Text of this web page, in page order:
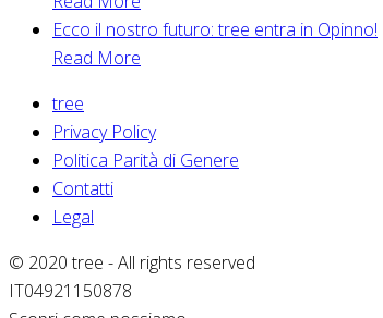
Ecco il nostro futuro: tree entra in Opinno!
Read More
tree
Privacy Policy
Politica Parità di Genere
Contatti
Legal
© 2020 tree - All rights reserved
IT04921150878